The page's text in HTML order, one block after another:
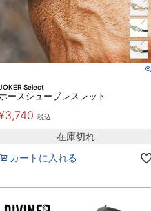
Select
ースシューブレスレット
3,740 税込
在庫切れ
カートに入れる